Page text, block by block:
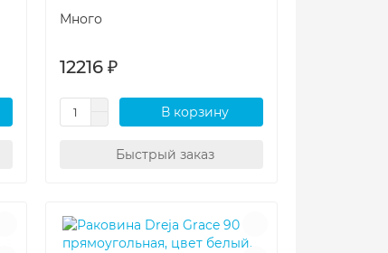
Много
12216 ₽
В корзину
Быстрый заказ